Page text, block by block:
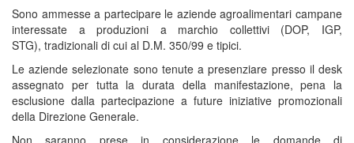
Sono ammesse a partecipare le aziende agroalimentari campane
interessate a produzioni a marchio collettivi (DOP, IGP,
STG), tradizionali di cui al D.M. 350/99 e tipici.
Le aziende selezionate sono tenute a presenziare presso il desk
assegnato per tutta la durata della manifestazione, pena la
esclusione dalla partecipazione a future iniziative promozionali
della Direzione Generale.
Non saranno prese in considerazione le domande di